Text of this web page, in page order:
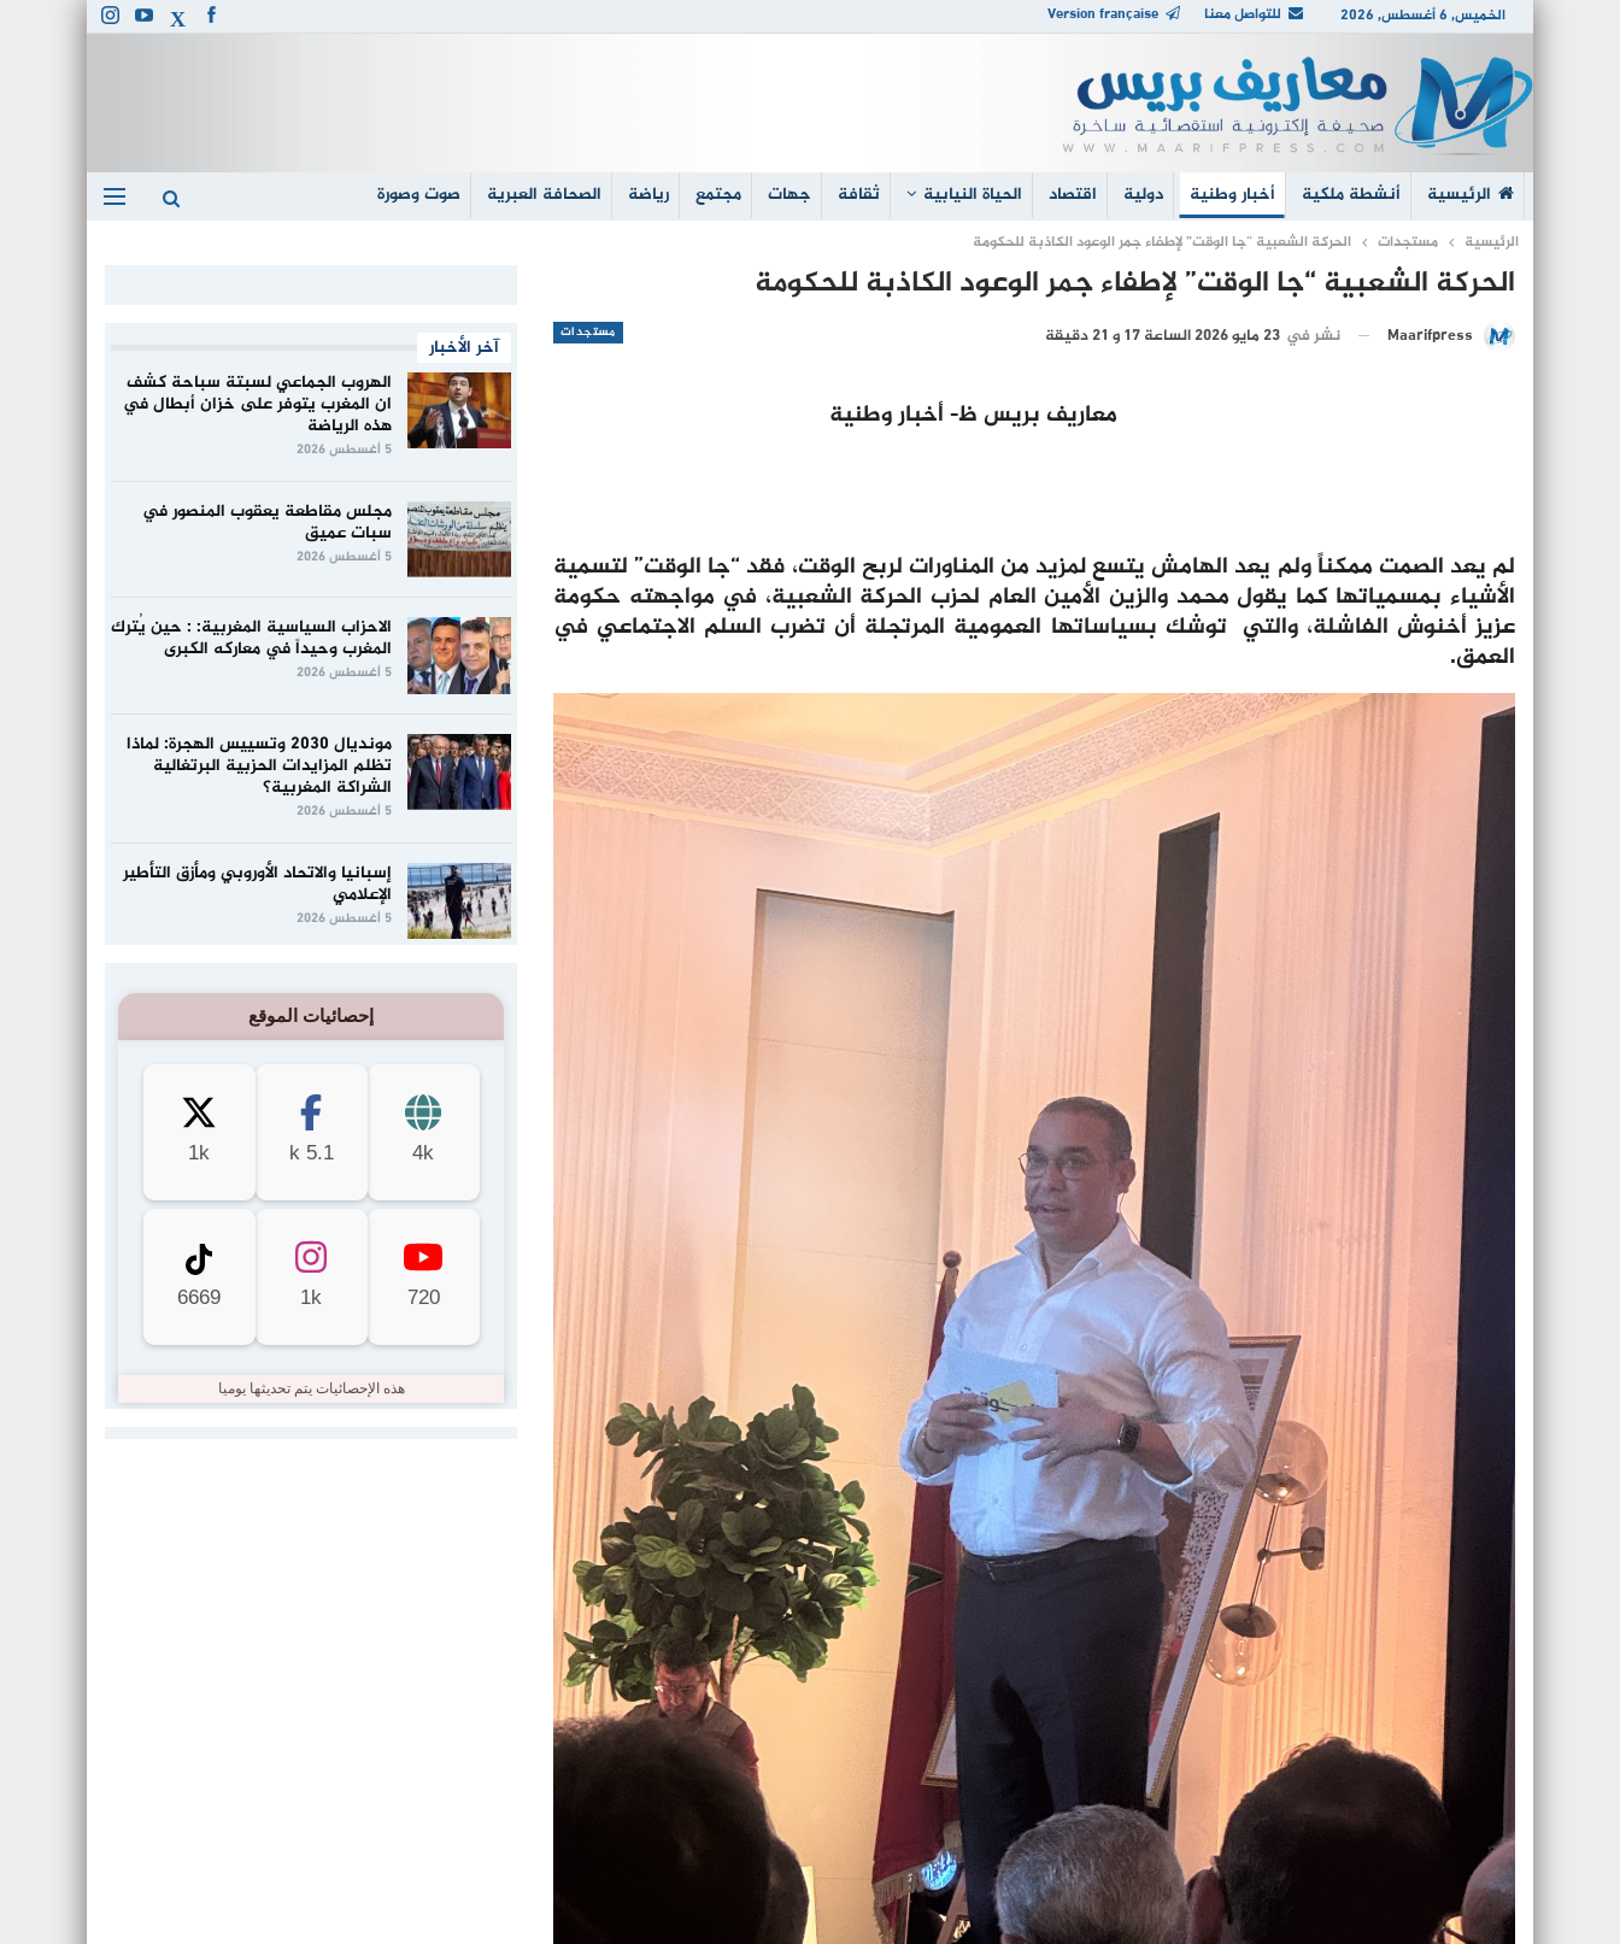
الخميس, 6 أغسطس, 2026 للتواصل معنا Version française
الرئيسية أنشطة ملكية أخبار وطنية دولية اقتصاد الحياة النيابية ثقافة جهات مجتمع رياضة الصحافة العبرية صوت وصورة
الرئيسية مستجدات الحركة الشعبية “جا الوقت” لإطفاء جمر الوعود الكاذبة للحكومة
الحركة الشعبية “جا الوقت” لإطفاء جمر الوعود الكاذبة للحكومة
مستجدات Maarifpress نشر في 23 مايو 2026 الساعة 17 و 21 دقيقة
معاريف بريس ظ- أخبار وطنية
لم يعد الصمت ممكناً ولم يعد الهامش يتسع لمزيد من المناورات لربح الوقت، فقد “جا الوقت” لتسمية
الأشياء بمسمياتها كما يقول محمد والزين الأمين العام لحزب الحركة الشعبية، في مواجهته حكومة
عزيز أخنوش الفاشلة، والتي توشك بسياساتها العمومية المرتجلة أن تضرب السلم الاجتماعي في
العمق.
آخر الأخبار
الهروب الجماعي لسبتة سباحة كشف
ان المغرب يتوفر على خزان أبطال في
هذه الرياضة
5 أغسطس 2026
مجلس مقاطعة يعقوب المنصور في
سبات عميق
5 أغسطس 2026
الاحزاب السياسية المغربية: : حين يُترك
المغرب وحيداً في معاركه الكبرى
5 أغسطس 2026
مونديال 2030 وتسييس الهجرة: لماذا
تظلم المزايدات الحزبية البرتغالية
الشراكة المغربية؟
5 أغسطس 2026
إسبانيا والاتحاد الأوروبي ومأزق التأطير
الإعلامي
5 أغسطس 2026
إحصائيات الموقع
4k
5.1 k
1k
720
1k
6669
هذه الإحصائيات يتم تحديثها يوميا